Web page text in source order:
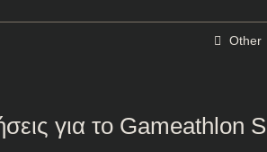
Other
για το Gameathlon